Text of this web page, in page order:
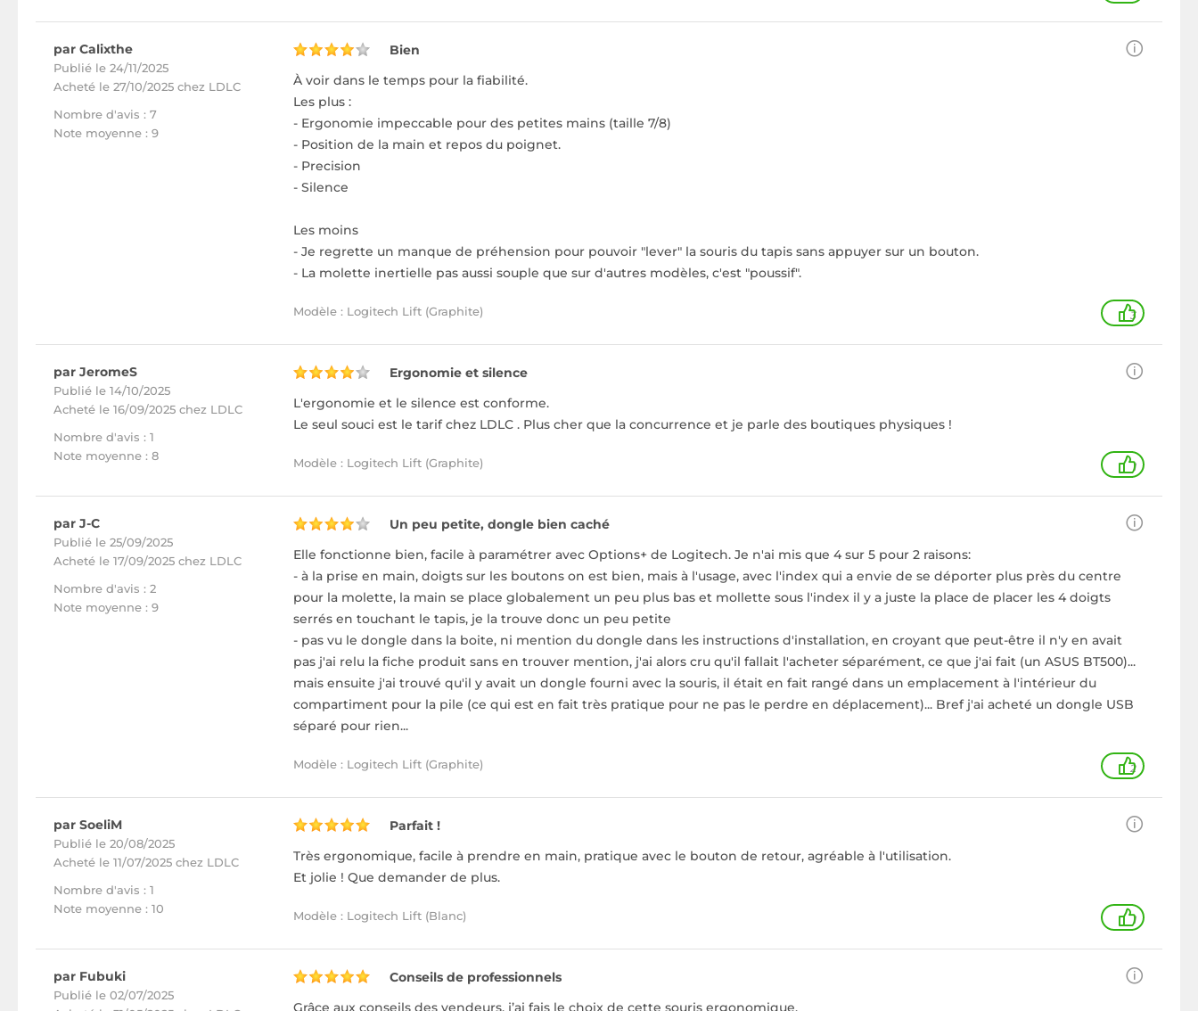
par Calixthe
Publié le 24/11/2025
Acheté le 27/10/2025 chez LDLC
Nombre d'avis : 7
Note moyenne : 9
Bien
À voir dans le temps pour la fiabilité.
Les plus :
- Ergonomie impeccable pour des petites mains (taille 7/8)
- Position de la main et repos du poignet.
- Precision
- Silence
Les moins
- Je regrette un manque de préhension pour pouvoir "lever" la souris du tapis sans appuyer sur un bouton.
- La molette inertielle pas aussi souple que sur d'autres modèles, c'est "poussif".
Modèle : Logitech Lift (Graphite) 3
par JeromeS
Publié le 14/10/2025
Acheté le 16/09/2025 chez LDLC
Nombre d'avis : 1
Note moyenne : 8
Ergonomie et silence
L'ergonomie et le silence est conforme.
Le seul souci est le tarif chez LDLC . Plus cher que la concurrence et je parle des boutiques physiques !
Modèle : Logitech Lift (Graphite) 1
par J-C
Publié le 25/09/2025
Acheté le 17/09/2025 chez LDLC
Nombre d'avis : 2
Note moyenne : 9
Un peu petite, dongle bien caché
Elle fonctionne bien, facile à paramétrer avec Options+ de Logitech. Je n'ai mis que 4 sur 5 pour 2 raisons:
- à la prise en main, doigts sur les boutons on est bien, mais à l'usage, avec l'index qui a envie de se déporter plus près du centre
pour la molette, la main se place globalement un peu plus bas et mollette sous l'index il y a juste la place de placer les 4 doigts
serrés en touchant le tapis, je la trouve donc un peu petite
- pas vu le dongle dans la boite, ni mention du dongle dans les instructions d'installation, en croyant que peut-être il n'y en avait
pas j'ai relu la fiche produit sans en trouver mention, j'ai alors cru qu'il fallait l'acheter séparément, ce que j'ai fait (un ASUS BT500)...
mais ensuite j'ai trouvé qu'il y avait un dongle fourni avec la souris, il était en fait rangé dans un emplacement à l'intérieur du
compartiment pour la pile (ce qui est en fait très pratique pour ne pas le perdre en déplacement)... Bref j'ai acheté un dongle USB
séparé pour rien...
Modèle : Logitech Lift (Graphite) 2
par SoeliM
Publié le 20/08/2025
Acheté le 11/07/2025 chez LDLC
Nombre d'avis : 1
Note moyenne : 10
Parfait !
Très ergonomique, facile à prendre en main, pratique avec le bouton de retour, agréable à l'utilisation.
Et jolie ! Que demander de plus.
Modèle : Logitech Lift (Blanc) 1
par Fubuki
Publié le 02/07/2025
Conseils de professionnels
Grâce aux conseils des vendeurs, j’ai fais le choix de cette souris ergonomique.